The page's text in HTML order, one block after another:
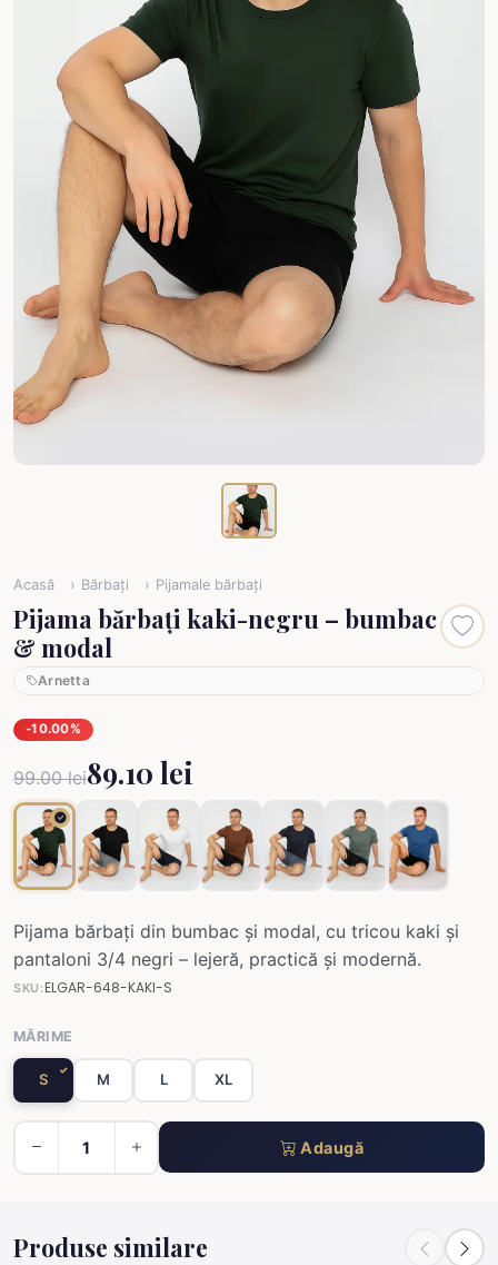
Acasă Bărbați Pijamale bărbați
Pijama bărbați kaki-negru – bumbac
& modal
Arnetta
-10.00%
99.00 lei89.10 lei
Pijama bărbați din bumbac și modal, cu tricou kaki și
pantaloni 3/4 negri – lejeră, practică și modernă.
SKU:ELGAR-648-KAKI-S
MĂRIME
S M L XL
Adaugă
Produse similare